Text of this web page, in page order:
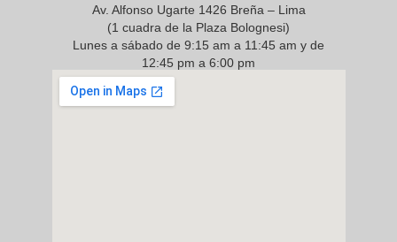
Av. Alfonso Ugarte 1426 Breña – Lima
(1 cuadra de la Plaza Bolognesi)
Lunes a sábado de 9:15 am a 11:45 am y de
12:45 pm a 6:00 pm
968 217 912